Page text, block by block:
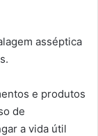
asséptica
e produtos
de
a vida útil